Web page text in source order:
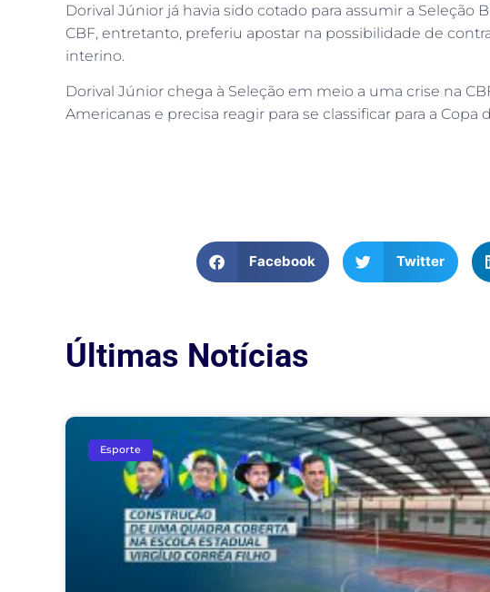
Dorival Júnior já havia sido cotado para assumir a Seleção
CBF, entretanto, preferiu apostar na possibilidade de
interino.
Dorival Júnior chega à Seleção em meio a uma crise na
Americanas e precisa reagir para se classificar para a Copa
Facebook Twitter
Últimas Notícias
Esporte